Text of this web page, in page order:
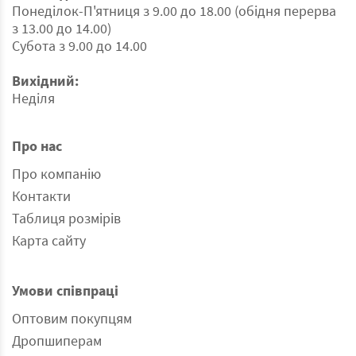
довговічністю і простотою догляду. Вони можуть
служити вам протягом багатьох років, і їх можна
прати в пральній машині без особливих умов.
якості, тривалості та практичності. Насолоджуйтесь
приємними відчуттями і безпекою, що вони не
догляду.
Тканина: 100% бавовна з довгою петлею
Щільність: 470 г/м2
Подивитись повністю
Понеділок-П'ятниця з 9.00 до 18.00 (обідня перерва
з 13.00 до 14.00)
Субота з 9.00 до 14.00
Вихідний:
Неділя
Про нас
Про компанію
Контакти
Таблиця розмірів
Карта сайту
Умови співпраці
Оптовим покупцям
Дропшиперам